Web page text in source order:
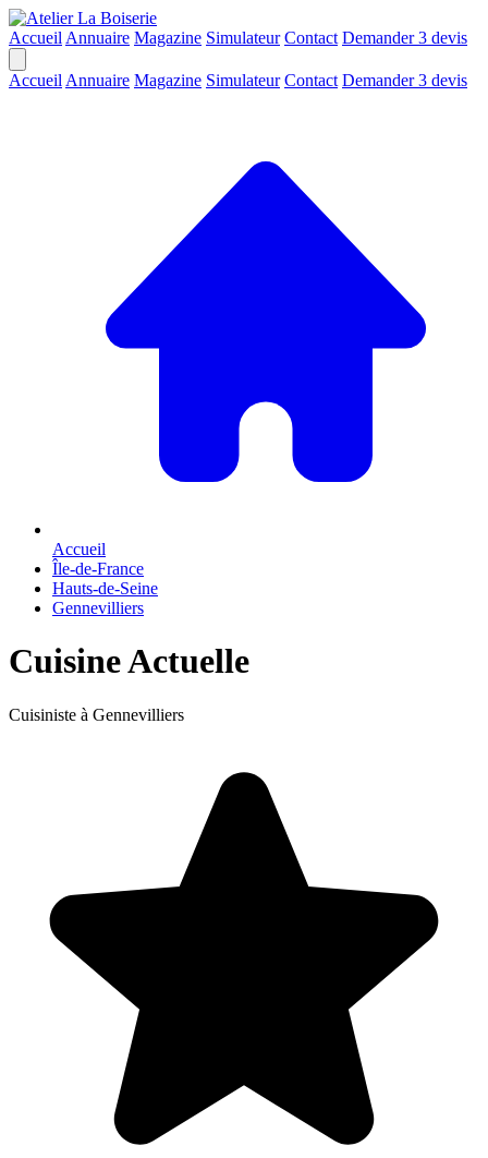
Accueil Annuaire Magazine Simulateur Contact Demander 3 devis
Accueil Annuaire Magazine Simulateur Contact Demander 3 devis
Accueil
Île-de-France
Hauts-de-Seine
Gennevilliers
Cuisine Actuelle
Cuisiniste à Gennevilliers